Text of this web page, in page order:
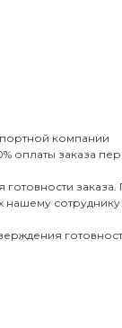
компании
оплаты заказа
нашему